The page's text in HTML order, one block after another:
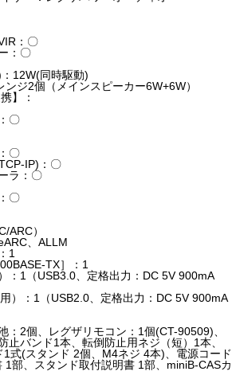
：〇
：〇
12W(同時駆動)
ジ2個（メインスピーカー6W+6W）
】：
〇
〇
IP)：〇
ラ：〇
〇
ARC）
、ALLM
1
TX］：1
：1（USB3.0、定格出力：DC 5V 900mA
）：1（USB2.0、定格出力：DC 5V 900mA
：2個、レグザリモコン：1個(CT-90509)、
止バンド1本、転倒防止用ネジ（短）1本、
式(スタンド 2個、M4ネジ 4本)、電源コード
部、スタンド取付説明書 1部、miniB-CASカ